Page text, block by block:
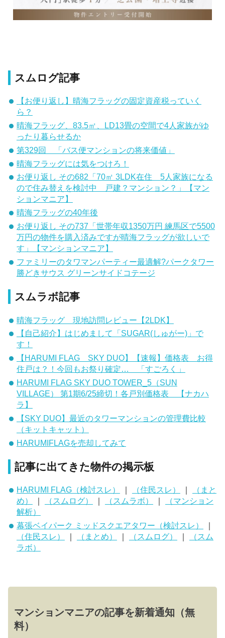
スムログ記事
【お便り返し】晴海フラッグの固定資産税っていく
ら？
晴海フラッグ、83.5㎡、LD13畳の空間で4人家族がゆ
ったり暮らせるか
第329回 「バス便マンションの将来価値」
晴海フラッグには気をつけろ！
お便り返し その682「70㎡ 3LDK在住 5人家族になる
ので住み替えを検討中 戸建？マンション？」【マン
ションマニア】
晴海フラッグの40年後
お便り返し その737「世帯年収1350万円 練馬区で5500
万円の物件を購入済みですが晴海フラッグが欲しいで
す」【マンションマニア】
ファミリーのタワマンパーティー最適解?パークタワー
勝どきサウス グリーンサイドコテージ
スムラボ記事
晴海フラッグ 現地訪問レビュー【2LDK】
【自己紹介】はじめまして「SUGAR(しゅがー)」で
す！
【HARUMI FLAG SKY DUO】【速報】価格表 お得
住戸は？！今回もお祭り確定… 「すごろく」
HARUMI FLAG SKY DUO TOWER_5（SUN
VILLAGE） 第1期6/25締切！各戸別価格表 【ナカハ
ラ】
【SKY DUO】最近のタワーマンションの管理費比較
（キットキャット）
HARUMIFLAGを売却してみて
記事に出てきた物件の掲示板
HARUMI FLAG（検討スレ） （住民スレ）
（まと
め）
（スムログ） （スムラボ）
（マンション
解析）
幕張ベイパーク ミッドスクエアタワー（検討スレ）
｜
（住民スレ）
｜ （まとめ） ｜ （スムログ） ｜
（スム
ラボ）
マンションマニアの記事を新着通知（無
料）